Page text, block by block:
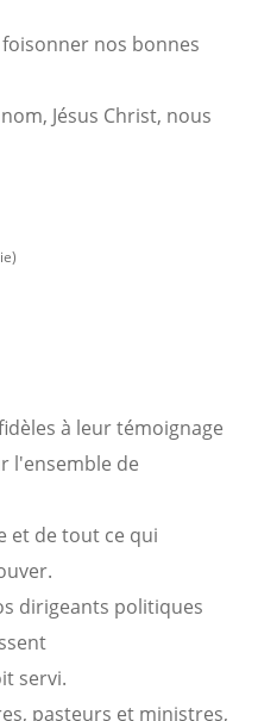
nos bonnes
Jésus Christ, nous
à leur témoignage
l'ensemble de
et de tout ce qui
dirigeants politiques
servi.
pasteurs et ministres,